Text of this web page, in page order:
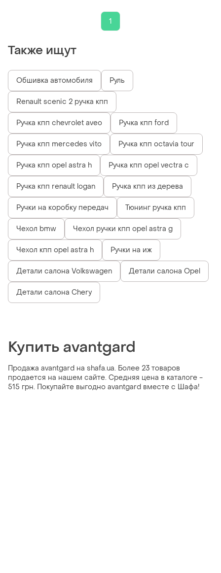
1
Также ищут
Обшивка автомобиля Руль
Renault scenic 2 ручка кпп
Ручка кпп chevrolet aveo Ручка кпп ford
Ручка кпп mercedes vito Ручка кпп octavia tour
Ручка кпп opel astra h Ручка кпп opel vectra c
Ручка кпп renault logan Ручка кпп из дерева
Ручки на коробку передач Тюнинг ручка кпп
Чехол bmw Чехол ручки кпп opel astra g
Чехол кпп opel astra h Ручки на иж
Детали салона Volkswagen Детали салона Opel
Детали салона Chery
Купить avantgard
Продажа avantgard на shafa.ua. Более 23 товаров
продается на нашем сайте. Средняя цена в каталоге -
515 грн. Покупайте выгодно avantgard вместе с Шафа!